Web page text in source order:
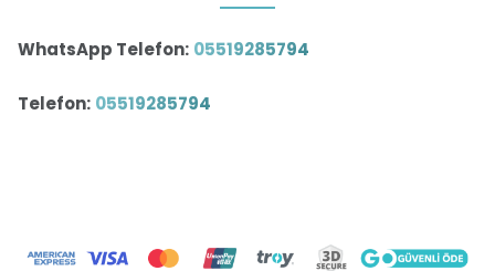
WhatsApp Telefon: 05519285794
Telefon: 05519285794